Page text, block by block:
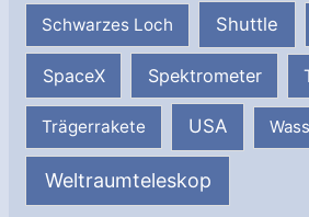
Schwarzes Loch Shuttle
SpaceX Spektrometer
Trägerrakete USA
Weltraumteleskop